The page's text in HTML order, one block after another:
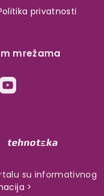
mrežama
privatnosti
su informativnog
>